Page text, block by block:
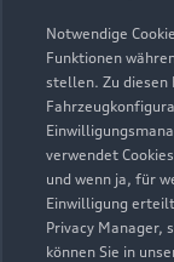
Notwendige
Funktionen
stellen. Zu diesen
verwendet
und wenn ja, für
Einwilligung
Privacy Manager,
können Sie in
Aktionen &
Audi digital
myAudi
Händlersuche
Audi Code
Häufige Fragen
Audi Online
Online-
Unternehmen
Karriere
Investor
Presse & Media
Datenschutz
© 2026 AUDI
Impressum